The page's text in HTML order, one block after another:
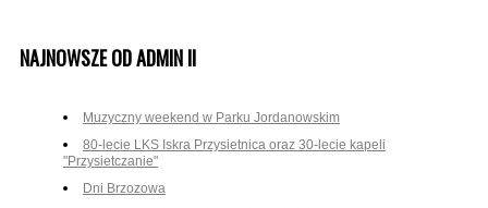
NAJNOWSZE OD ADMIN II
Muzyczny weekend w Parku Jordanowskim
80-lecie LKS Iskra Przysietnica oraz 30-lecie kapeli
"Przysietczanie"
Dni Brzozowa